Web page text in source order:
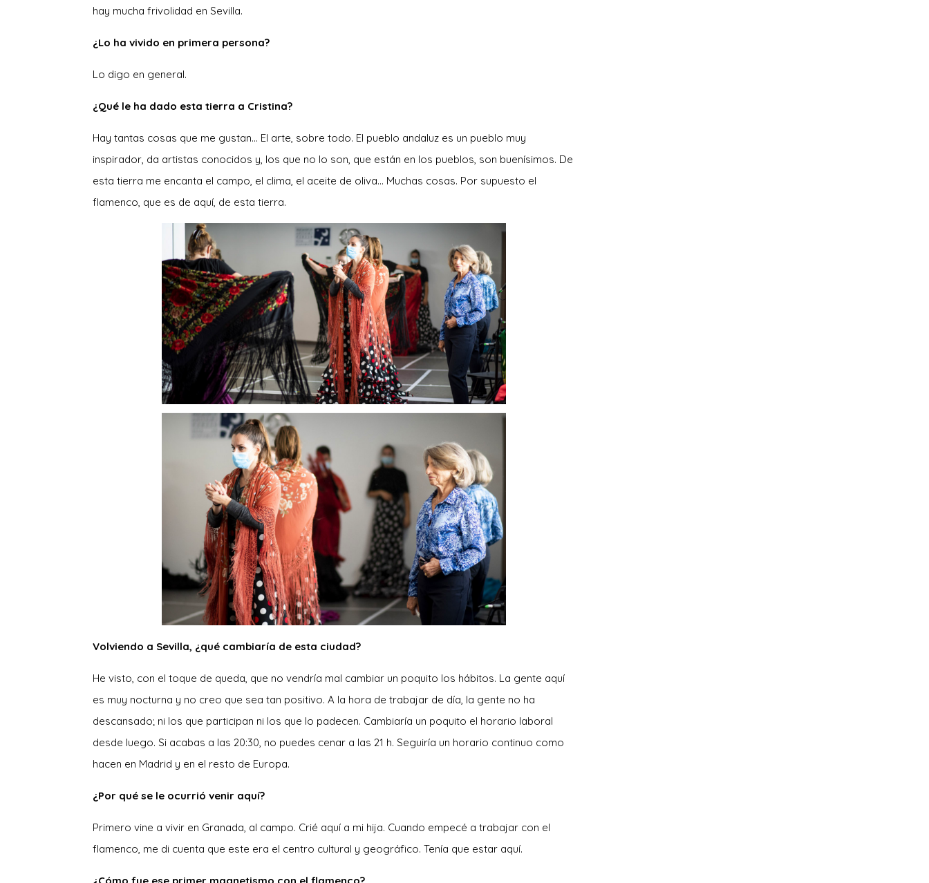
hay mucha frivolidad en Sevilla.
¿Lo ha vivido en primera persona?
Lo digo en general.
¿Qué le ha dado esta tierra a Cristina?
Hay tantas cosas que me gustan… El arte, sobre todo. El pueblo andaluz es un pueblo muy
inspirador, da artistas conocidos y, los que no lo son, que están en los pueblos, son buenísimos. De
esta tierra me encanta el campo, el clima, el aceite de oliva… Muchas cosas. Por supuesto el
flamenco, que es de aquí, de esta tierra.
Volviendo a Sevilla, ¿qué cambiaría de esta ciudad?
He visto, con el toque de queda, que no vendría mal cambiar un poquito los hábitos. La gente aquí
es muy nocturna y no creo que sea tan positivo. A la hora de trabajar de día, la gente no ha
descansado; ni los que participan ni los que lo padecen. Cambiaría un poquito el horario laboral
desde luego. Si acabas a las 20:30, no puedes cenar a las 21 h. Seguiría un horario continuo como
hacen en Madrid y en el resto de Europa.
¿Por qué se le ocurrió venir aquí?
Primero vine a vivir en Granada, al campo. Crié aquí a mi hija. Cuando empecé a trabajar con el
flamenco, me di cuenta que este era el centro cultural y geográfico. Tenía que estar aquí.